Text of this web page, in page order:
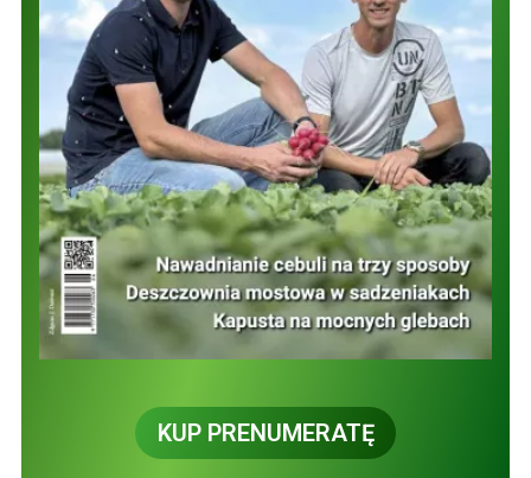
KUP PRENUMERATĘ